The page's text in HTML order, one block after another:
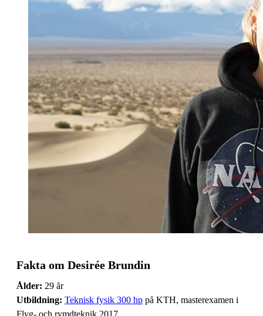
Fakta om Desirée Brundin
Ålder: 29 år
Utbildning: Teknisk fysik 300 hp på KTH, masterexamen i
Flyg- och rymdteknik 2017.